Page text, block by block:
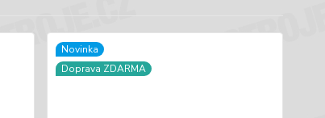
Novinka
Doprava ZDARMA